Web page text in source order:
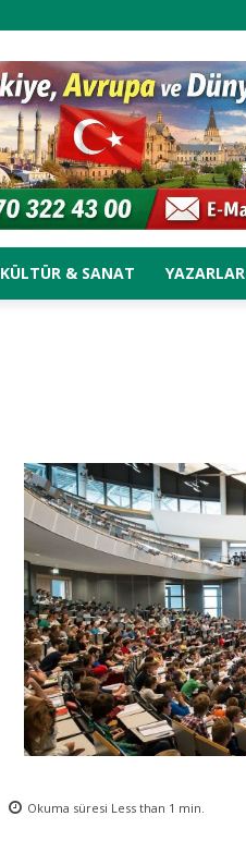
KÜLTÜR & SANAT YAZARLAR
Okuma süresi Less than 1 min.